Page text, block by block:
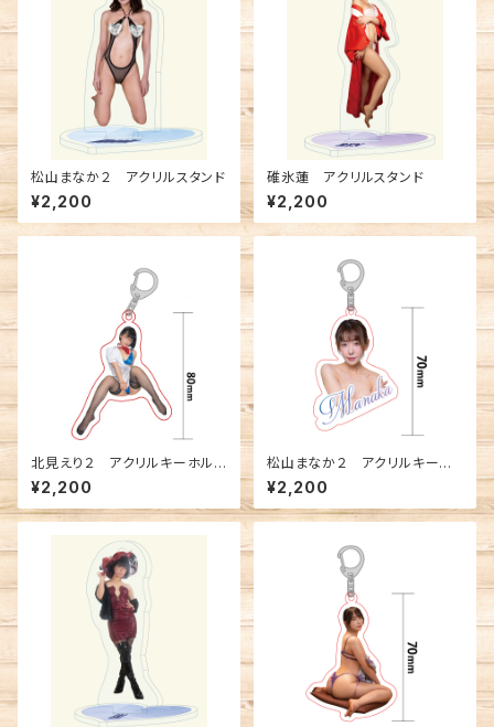
松山まなか２ アクリルスタンド
¥2,200
碓氷蓮 アクリルスタンド
¥2,200
北見えり２ アクリルキーホルダ
ー
¥2,200
松山まなか２ アクリルキーホ
ルダー
¥2,200